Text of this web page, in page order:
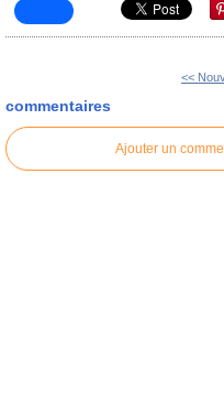
<<
commentaires
Ajouter un